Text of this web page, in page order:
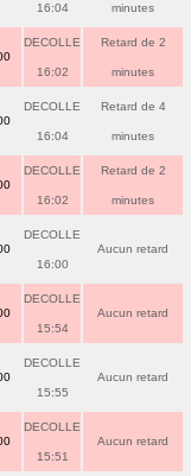
16:04 minutes
DECOLLE
16:02
Retard de 2
minutes
DECOLLE
16:04
Retard de 4
minutes
DECOLLE
16:02
Retard de 2
minutes
DECOLLE
16:00
Aucun retard
DECOLLE
15:54
Aucun retard
DECOLLE
15:55
Aucun retard
DECOLLE
15:51
Aucun retard